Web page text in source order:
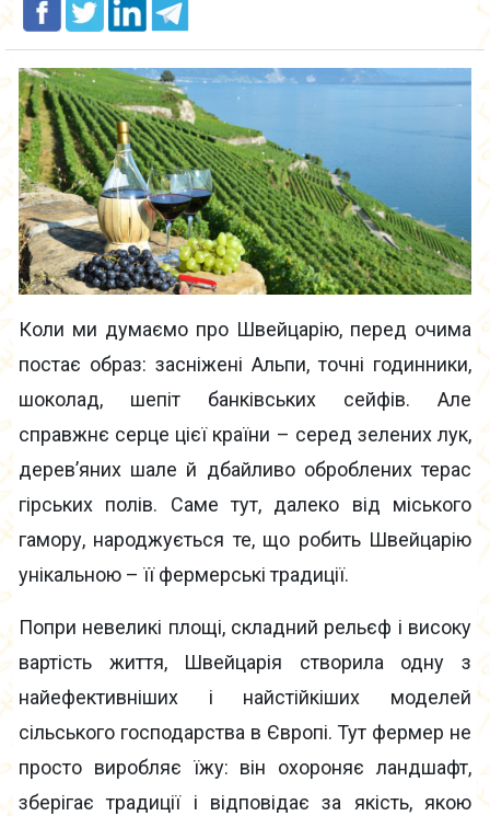
Коли ми думаємо про Швейцарію, перед очима
постає образ: засніжені Альпи, точні годинники,
шоколад, шепіт банківських сейфів. Але
справжнє серце цієї країни – серед зелених лук,
дерев’яних шале й дбайливо оброблених терас
гірських полів. Саме тут, далеко від міського
гамору, народжується те, що робить Швейцарію
унікальною – її фермерські традиції.
Попри невеликі площі, складний рельєф і високу
вартість життя, Швейцарія створила одну з
найефективніших і найстійкіших моделей
сільського господарства в Європі. Тут фермер не
просто виробляє їжу: він охороняє ландшафт,
зберігає традиції і відповідає за якість, якою